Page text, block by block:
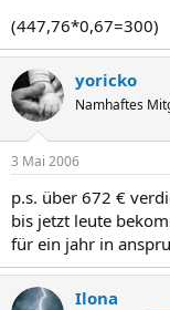
(447,76*0,67=300)
yoricko
Namhaftes
3 Mai 2006
p.s. über 672 €
bis jetzt leute
für ein jahr in
Ilona